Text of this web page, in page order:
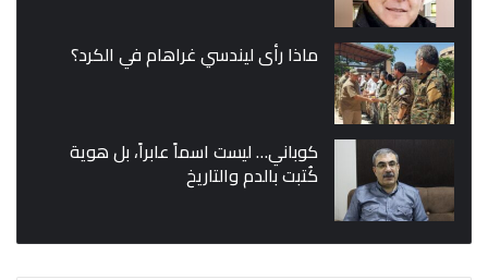
ماذا رأى ليندسي غراهام في الكرد؟
كوباني… ليست اسماً عابراً، بل هوية
كُتبت بالدم والتاريخ